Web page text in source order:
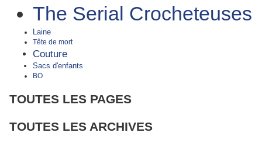
The Serial Crocheteuses
Laine
Tête de mort
Couture
Sacs d'enfants
BO
TOUTES LES PAGES
TOUTES LES ARCHIVES